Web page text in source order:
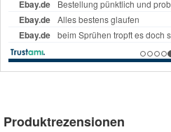
Produktrezensionen